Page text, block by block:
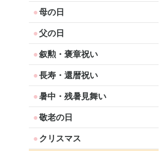
母の日
父の日
叙勲・褒章祝い
長寿・還暦祝い
暑中・残暑見舞い
敬老の日
クリスマス